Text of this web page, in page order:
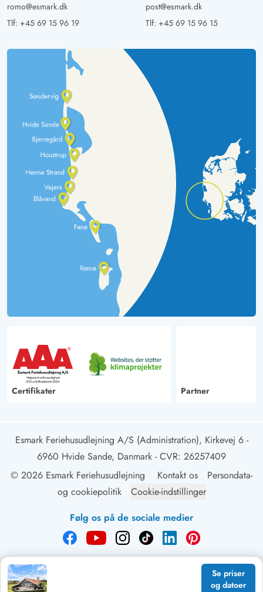
Se priser
og datoer
romo@esmark.dk
Tlf: +45 69 15 96 19
post@esmark.dk
Tlf: +45 69 15 96 15
Certifikater Partner
Esmark Feriehusudlejning A/S (Administration), Kirkevej 6 -
6960 Hvide Sande, Danmark - CVR: 26257409
© 2026 Esmark Feriehusudlejning
Kontakt os
Persondata-
og cookiepolitik
Cookie-indstillinger
Følg os på de sociale medier